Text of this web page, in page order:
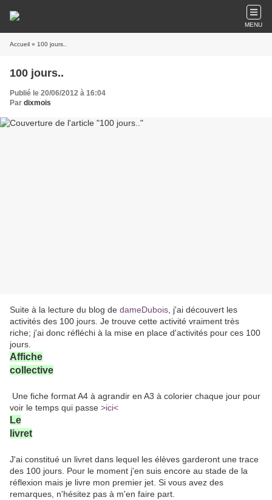
MENU
Accueil » 100 jours..
100 jours..
Publié le 20/06/2012 à 16:04
Par dixmois
Suite à la lecture du blog de dameDubois , j'ai découvert les
activités des 100 jours. Je trouve cette activité vraiment très
riche; j'ai donc réfléchi à la mise en place d'activités pour ces 100
jours.
Affiche
collective
Une fiche format A4 à agrandir en A3 à colorier chaque jour pour
voir le temps qui passe >ici<
Le
livret
J'ai constitué un livret dans lequel les élèves garderont une trace
des 100 jours. Pour le moment j'en suis encore au stade de la
réflexion mais je livre mon premier jet. Si vous avez des
remarques, n'hésitez pas à m'en faire part.